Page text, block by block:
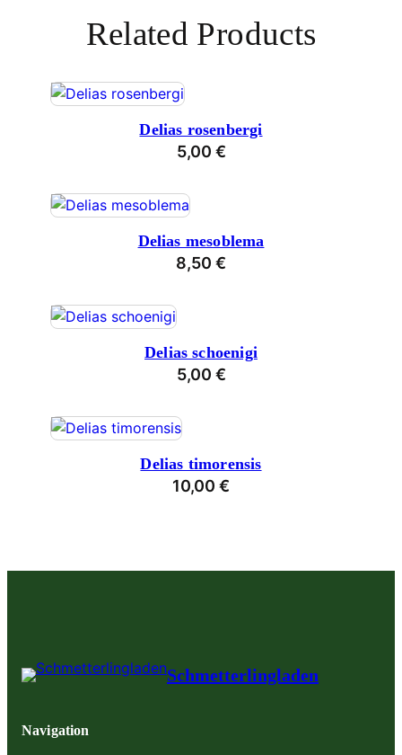
Related Products
Delias rosenbergi
5,00 €
Delias mesoblema
8,50 €
Delias schoenigi
5,00 €
Delias timorensis
10,00 €
Schmetterlingladen
Navigation